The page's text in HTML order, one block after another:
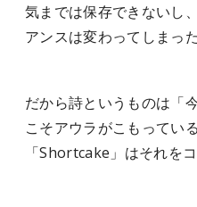
気までは保存できないし
アンスは変わってしまっ
だから詩というものは「
こそアウラがこもってい
「Shortcake」はそれを